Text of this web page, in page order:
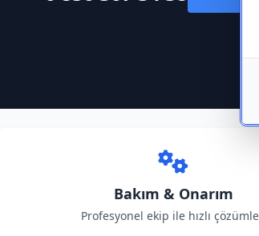
Bakım & Onarım
Profesyonel ekip ile hızlı